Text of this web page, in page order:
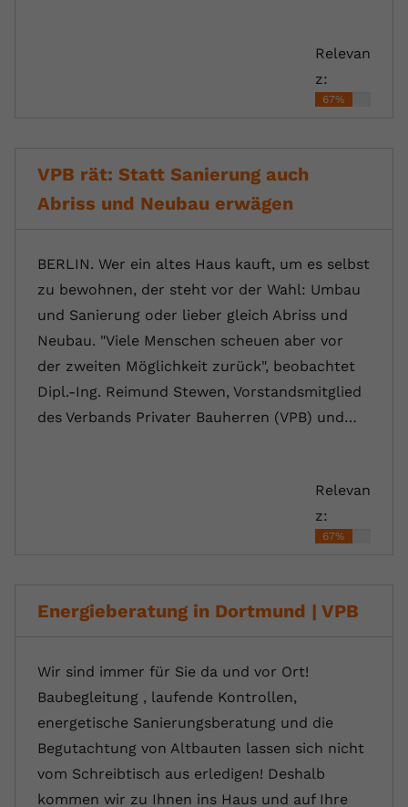
Relevan
z:
67%
VPB rät: Statt Sanierung auch
Abriss und Neubau erwägen
BERLIN. Wer ein altes Haus kauft, um es selbst
zu bewohnen, der steht vor der Wahl: Umbau
und Sanierung oder lieber gleich Abriss und
Neubau. "Viele Menschen scheuen aber vor
der zweiten Möglichkeit zurück", beobachtet
Dipl.-Ing. Reimund Stewen, Vorstandsmitglied
des Verbands Privater Bauherren (VPB) und…
Relevan
z:
67%
Energieberatung in Dortmund | VPB
Wir sind immer für Sie da und vor Ort!
Baubegleitung , laufende Kontrollen,
energetische Sanierungsberatung und die
Begutachtung von Altbauten lassen sich nicht
vom Schreibtisch aus erledigen! Deshalb
kommen wir zu Ihnen ins Haus und auf Ihre